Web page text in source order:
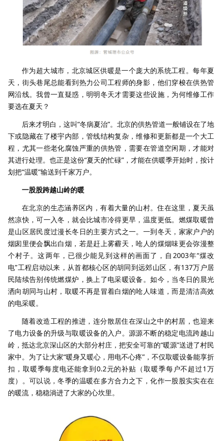
作为超大城市，北京城区供暖是一个庞大的系统工程。每年夏
天，街头巷尾总能看到热力公司工程师的身影，他们穿梭在供热管
网沿线。我曾一直疑惑，明明冬天才需要这些设施，为何维修工作
要选在夏天？
后来才明白，这叫“冬病夏治”。北京的供热管道一般铺设在了地
下或隐藏在了楼宇内部，管线结构复杂，维修和更新都是一个大工
程，尤其一些老化腐蚀严重的供热管，需要在管道空闲期，才能对
其进行处理。也正是这份“夏天的忙碌”，才能在供暖季开始时，按计
划把“温暖”输送到千家万户。
一股股跨越山岭的暖
在北京的生态涵养区内，有着大量的山村。住在这里，夏天虽
然凉快，可一入冬，就会比城市冷得更早，温度更低。燃煤取暖曾
是山区居民度过漫长冬日的主要方式之一。一到冬天，家家户户的
烟囱里便会飘出白烟，若是赶上雾霾天，呛人的煤烟味更会弥漫整
个村子。这两年，已很少能见到这样的画面了，自2003年“煤改
电”工程启动以来，从首都核心区的胡同到远郊山区，有137万户居
民陆续告别传统燃煤炉，换上了电采暖设备。如今，当冬日的晨光
洒向胡同与山村，取暖不再是冒着白烟的呛人味道，而是清洁高效
的电采暖。
随着改造工程的推进，连分散居住在深山之中的村居，也迎来
了电力设备的升级与取暖设备的入户。源源不断的稳定电流跨越山
岭，抵达北京深山区的大部分村庄，把安全可靠的“暖源”送进了村民
家中。为了让大家“暖身又暖心，用电不心疼”，不仅取暖设备能享折
扣，取暖季每度电还能拿到0.2元的补贴（取暖季每户不超过1万
度）。可以说，冬季的温暖在多方合力之下，化作一股股实实在在
的暖流，稳稳淌进了大家的心坎里。